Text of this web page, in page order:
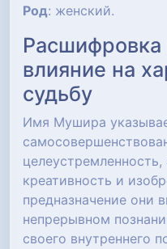
Род: женский.
влияние на
судьбу
Имя Мушира
целеустремленность,
креативность и
предназначение они
непрерывном
своего внутреннего